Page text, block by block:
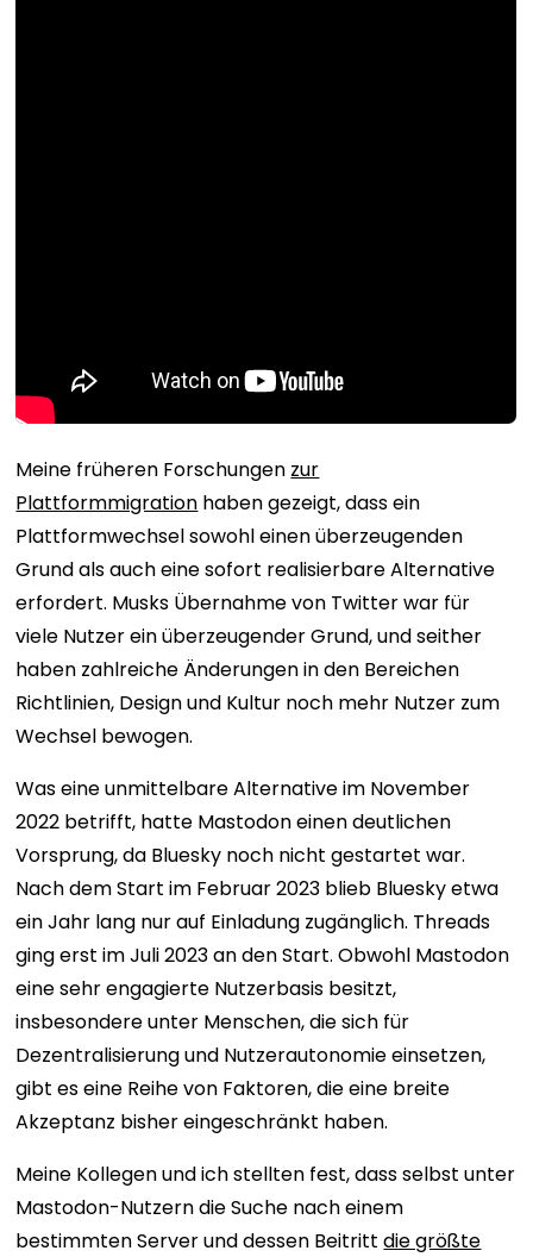
Meine früheren Forschungen zur
Plattformmigration haben gezeigt, dass ein
Plattformwechsel sowohl einen überzeugenden
Grund als auch eine sofort realisierbare Alternative
erfordert. Musks Übernahme von Twitter war für
viele Nutzer ein überzeugender Grund, und seither
haben zahlreiche Änderungen in den Bereichen
Richtlinien, Design und Kultur noch mehr Nutzer zum
Wechsel bewogen.
Was eine unmittelbare Alternative im November
2022 betrifft, hatte Mastodon einen deutlichen
Vorsprung, da Bluesky noch nicht gestartet war.
Nach dem Start im Februar 2023 blieb Bluesky etwa
ein Jahr lang nur auf Einladung zugänglich. Threads
ging erst im Juli 2023 an den Start. Obwohl Mastodon
eine sehr engagierte Nutzerbasis besitzt,
insbesondere unter Menschen, die sich für
Dezentralisierung und Nutzerautonomie einsetzen,
gibt es eine Reihe von Faktoren, die eine breite
Akzeptanz bisher eingeschränkt haben.
Meine Kollegen und ich stellten fest, dass selbst unter
Mastodon-Nutzern die Suche nach einem
bestimmten Server und dessen Beitrittdie größte